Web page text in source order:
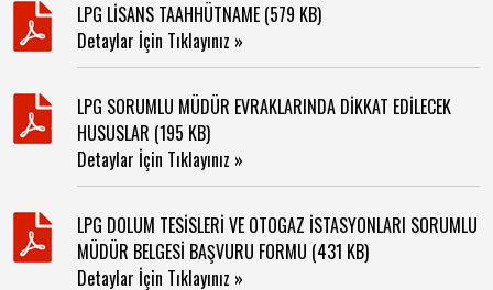
LPG LİSANS TAAHHÜTNAME (579 KB)
Detaylar İçin Tıklayınız »
LPG SORUMLU MÜDÜR EVRAKLARINDA DİKKAT EDİLECEK
HUSUSLAR (195 KB)
Detaylar İçin Tıklayınız »
LPG DOLUM TESİSLERİ VE OTOGAZ İSTASYONLARI SORUMLU
MÜDÜR BELGESİ BAŞVURU FORMU (431 KB)
Detaylar İçin Tıklayınız »